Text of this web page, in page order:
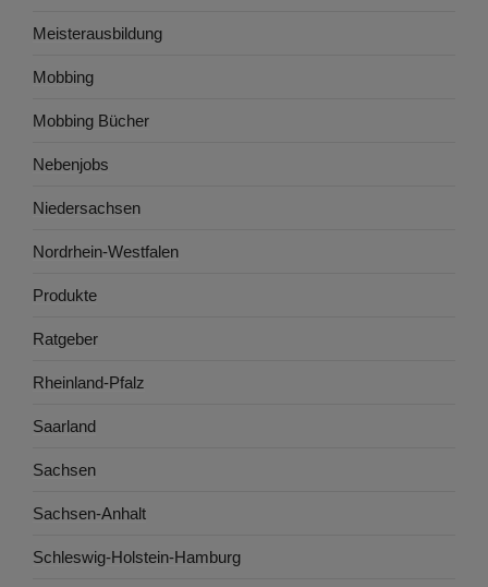
Meisterausbildung
Mobbing
Mobbing Bücher
Nebenjobs
Niedersachsen
Nordrhein-Westfalen
Produkte
Ratgeber
Rheinland-Pfalz
Saarland
Sachsen
Sachsen-Anhalt
Schleswig-Holstein-Hamburg